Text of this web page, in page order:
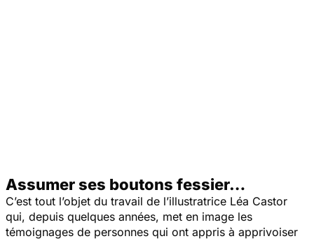
Assumer ses boutons fessier…
C’est tout l’objet du travail de l’illustratrice Léa Castor
qui, depuis quelques années, met en image les
témoignages de personnes qui ont appris à apprivoiser